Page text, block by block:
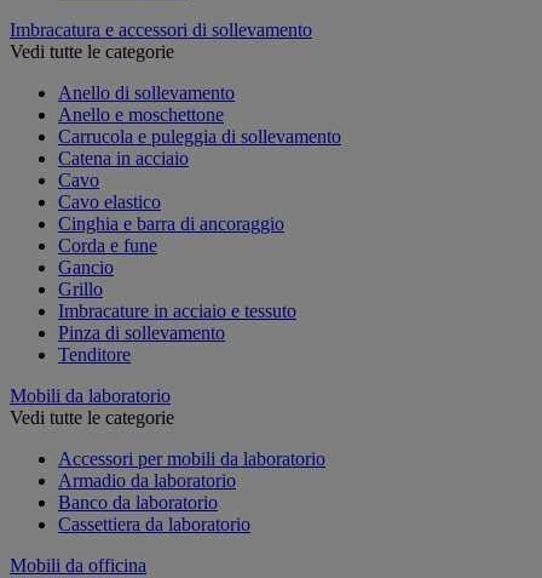
Imbracatura e accessori di sollevamento
Vedi tutte le categorie
Anello di sollevamento
Anello e moschettone
Carrucola e puleggia di sollevamento
Catena in acciaio
Cavo
Cavo elastico
Cinghia e barra di ancoraggio
Corda e fune
Gancio
Grillo
Imbracature in acciaio e tessuto
Pinza di sollevamento
Tenditore
Mobili da laboratorio
Vedi tutte le categorie
Accessori per mobili da laboratorio
Armadio da laboratorio
Banco da laboratorio
Cassettiera da laboratorio
Mobili da officina